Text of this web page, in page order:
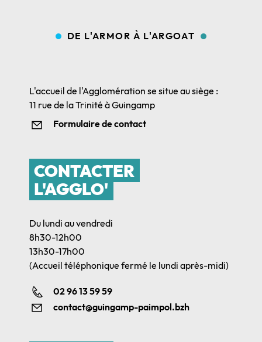
DE L'ARMOR À L'ARGOAT
L'accueil de l'Agglomération se situe au siège :
11 rue de la Trinité à Guingamp
Formulaire de contact
CONTACTER
L'AGGLO'
Du lundi au vendredi
8h30-12h00
13h30-17h00
(Accueil téléphonique fermé le lundi après-midi)
02 96 13 59 59
contact@guingamp-paimpol.bzh